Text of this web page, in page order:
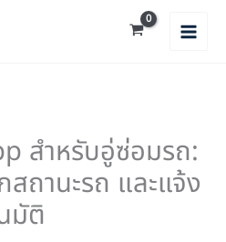
สำหรับอู่ซ่อมรถ:
สถานะรถ และแจ้ง
มัติ